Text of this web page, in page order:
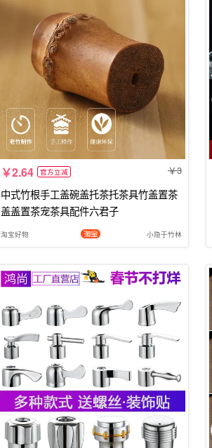
2.64 官方立减 3
中式竹根手工盖碗盖托茶托茶具竹盖置茶
盖盖置茶宠茶具配件六君子
淘宝好物 小隐于竹林